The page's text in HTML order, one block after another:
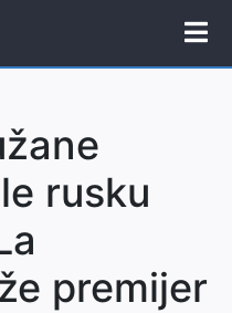
rusku
premijer